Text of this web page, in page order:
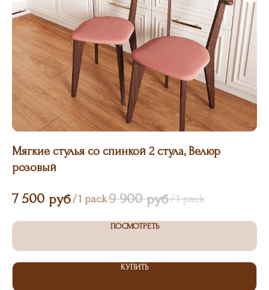
Мягкие стулья со спинкой 2 стула, Велюр
розовый
7 500 руб/1 pack9 900 руб/1 pack
ПОСМОТРЕТЬ
КУПИТЬ